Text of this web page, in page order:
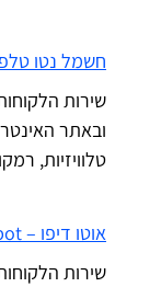
חשמל נטו
שירות
ובאתר
טלוויזיות,
אוטו דיפו – Autodepot טלפון – שירות לקוחות